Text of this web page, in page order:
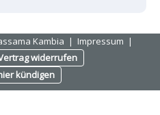
Kambia | Impressum |
widerrufen
kündigen